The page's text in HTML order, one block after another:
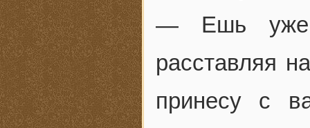
— Ешь уже,
расставляя
принесу с